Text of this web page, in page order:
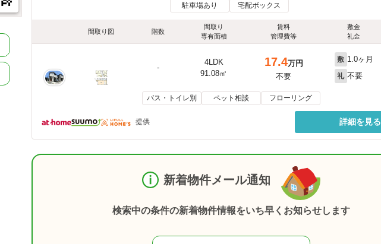
駐車場あり 宅配ボックス
間取り図 階数
間取り
専有面積
賃料
管理費等
敷金
礼金
-
4LDK
91.08㎡
17.4万円
不要
敷 1.0ヶ月
礼 不要
バス・トイレ別 ペット相談 フローリング
提供 詳細を見る
新着物件メール通知
検索中の条件の新着物件情報をいち早くお知らせします